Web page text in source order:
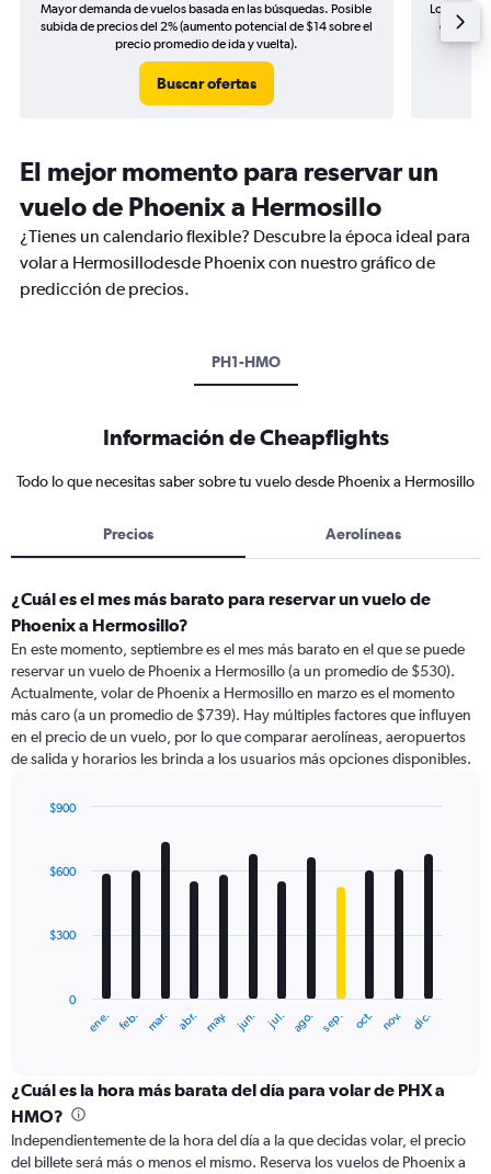
Mayor demanda de vuelos basada en las búsquedas. Posible
subida de precios del 2% (aumento potencial de $14 sobre el
precio promedio de ida y vuelta).
Buscar ofertas
Los
de
El mejor momento para reservar un
vuelo de Phoenix a Hermosillo
¿Tienes un calendario flexible? Descubre la época ideal para
volar a Hermosillodesde Phoenix con nuestro gráfico de
predicción de precios.
PH1-HMO
Información de Cheapflights
Todo lo que necesitas saber sobre tu vuelo desde Phoenix a Hermosillo
Precios Aerolíneas
¿Cuál es el mes más barato para reservar un vuelo de
Phoenix a Hermosillo?
En este momento, septiembre es el mes más barato en el que se puede
reservar un vuelo de Phoenix a Hermosillo (a un promedio de $530).
Actualmente, volar de Phoenix a Hermosillo en marzo es el momento
más caro (a un promedio de $739). Hay múltiples factores que influyen
en el precio de un vuelo, por lo que comparar aerolíneas, aeropuertos
de salida y horarios les brinda a los usuarios más opciones disponibles.
with
12
The
categories.
Range:
categories.
ene. feb. mar. abr. may. jun. jul. ago. sep. oct. nov. dic.
0
$300
$600
$900
¿Cuál es la hora más barata del día para volar de PHX a
HMO?
Independientemente de la hora del día a la que decidas volar, el precio
del billete será más o menos el mismo. Reserva los vuelos de Phoenix a